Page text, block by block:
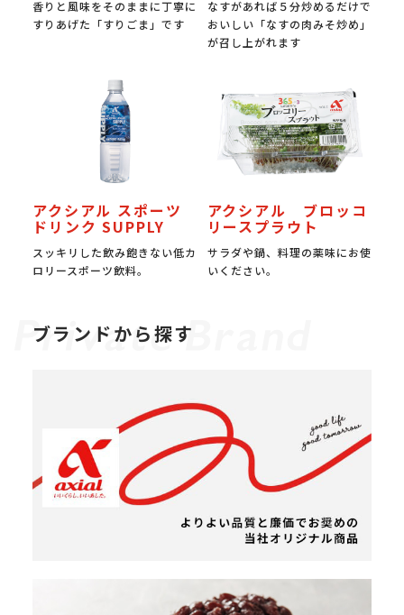
香りと風味をそのままに丁寧に
すりあげた「すりごま」です
なすがあれば５分炒めるだけで
おいしい「なすの肉みそ炒め」
が召し上がれます
アクシアル スポーツ
ドリンク SUPPLY
スッキリした飲み飽きない低カ
ロリースポーツ飲料。
アクシアル ブロッコ
リースプラウト
サラダや鍋、料理の薬味にお使
いください。
ブランドから探す